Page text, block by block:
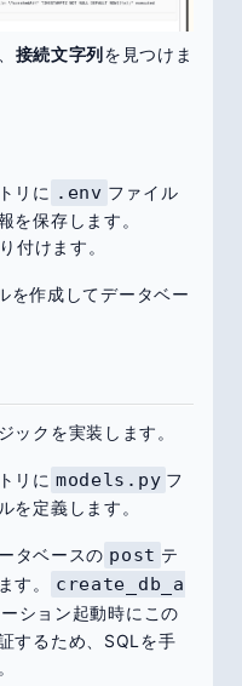
接続文字列を見つけま
リに .env ファイル
を保存します。
付けます。
を作成してデータベー
ックを実装します。
リに models.py フ
を定義します。
タベースの post テ
す。
create_db_a
ション起動時にこの
するため、SQLを手